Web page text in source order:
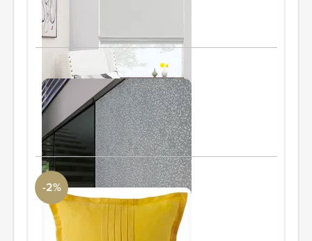
PIDE Y AHORRA
2 Jane
Emma Jeffs Pixel Adhesive Film
95 3/8" x 19"
PIDE Y AHORRA
-2%
AllModern
Company C Harper Linen Pillow
22"x22"
PIDE Y AHORRA